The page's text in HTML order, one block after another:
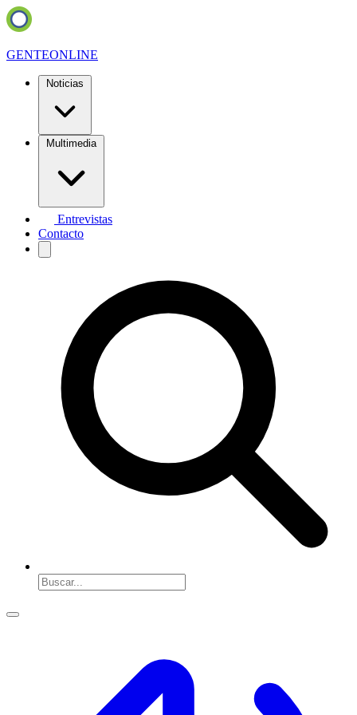
GENTEONLINE
Noticias
Multimedia
Entrevistas
Contacto